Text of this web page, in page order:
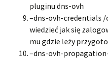
pluginu dns-ovh
–dns-ovh-credentials
wiedzieć jak się
mu gdzie leży
–dns-ovh-